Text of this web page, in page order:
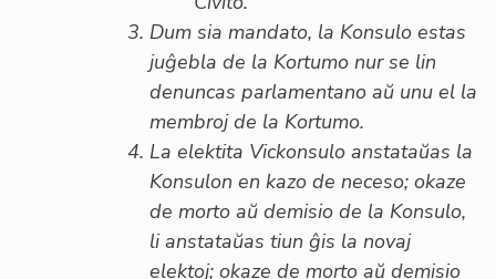
Dum sia mandato, la Konsulo estas
juĝebla de la Kortumo nur se lin
denuncas parlamentano aŭ unu el la
membroj de la Kortumo.
La elektita Vickonsulo anstataŭas la
Konsulon en kazo de neceso; okaze
de morto aŭ demisio de la Konsulo,
li anstataŭas tiun ĝis la novaj
elektoj; okaze de morto aŭ demisio